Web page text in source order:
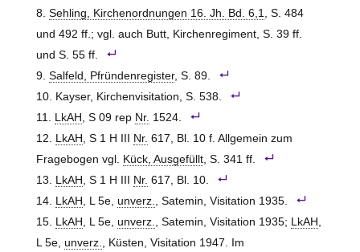
Sehling, Kirchenordnungen 16. Jh. Bd. 6,1, S. 484
und 492 ff.; vgl. auch Butt, Kirchenregiment, S. 39 ff.
und S. 55 ff.
Salfeld, Pfründenregister, S. 89.
Kayser, Kirchenvisitation, S. 538.
LkAH , S 09 rep Nr. 1524.
LkAH , S 1 H III Nr. 617, Bl. 10 f. Allgemein zum
Fragebogen vgl. Kück, Ausgefüllt, S. 341 ff.
LkAH , S 1 H III Nr. 617, Bl. 10.
LkAH , L 5e, unverz., Satemin, Visitation 1935.
LkAH , L 5e, unverz., Satemin, Visitation 1935; LkAH ,
L 5e, unverz., Küsten, Visitation 1947. Im